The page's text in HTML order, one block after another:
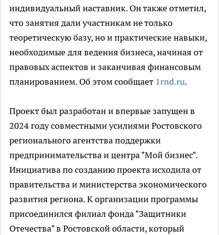
индивидуальный наставник. Он также отметил,
что занятия дали участникам не только
теоретическую базу, но и практические навыки,
необходимые для ведения бизнеса, начиная от
правовых аспектов и заканчивая финансовым
планированием. Об этом сообщает 1rnd.ru.
Проект был разработан и впервые запущен в
2024 году совместными усилиями Ростовского
регионального агентства поддержки
предпринимательства и центра "Мой бизнес".
Инициатива по созданию проекта исходила от
правительства и министерства экономического
развития региона. К организации программы
присоединился филиал фонда "Защитники
Отечества" в Ростовской области, который